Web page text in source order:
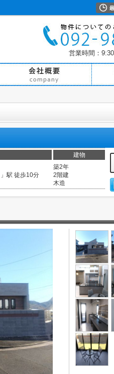
営業時間：
建物
」駅 徒歩10分
築2年
2階建
木造